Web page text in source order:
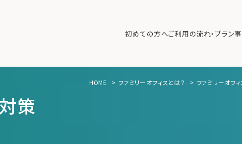
初めての方へご利用の流れ・プラン
HOME > ファミリーオフィスとは？ > ファミリーオフ
策